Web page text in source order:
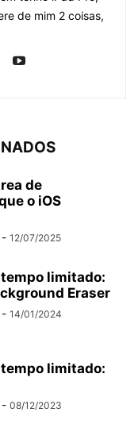
de mim 2 coisas,
de
o iOS
- 12/07/2025
limitado:
Eraser
- 14/01/2024
limitado:
- 08/12/2023